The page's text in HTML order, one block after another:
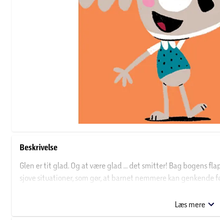
Beskrivelse
Glen er tit glad. Og at være glad ... det smitter! Bag bogens
sjove situationer, som gør, at barnet nemmere kan genkende
sig på humor. Her er sjove, overdrevne tegninger i fjollede
barnets verden.Der er fire forskellige titler, hvor følgende
Læs mere